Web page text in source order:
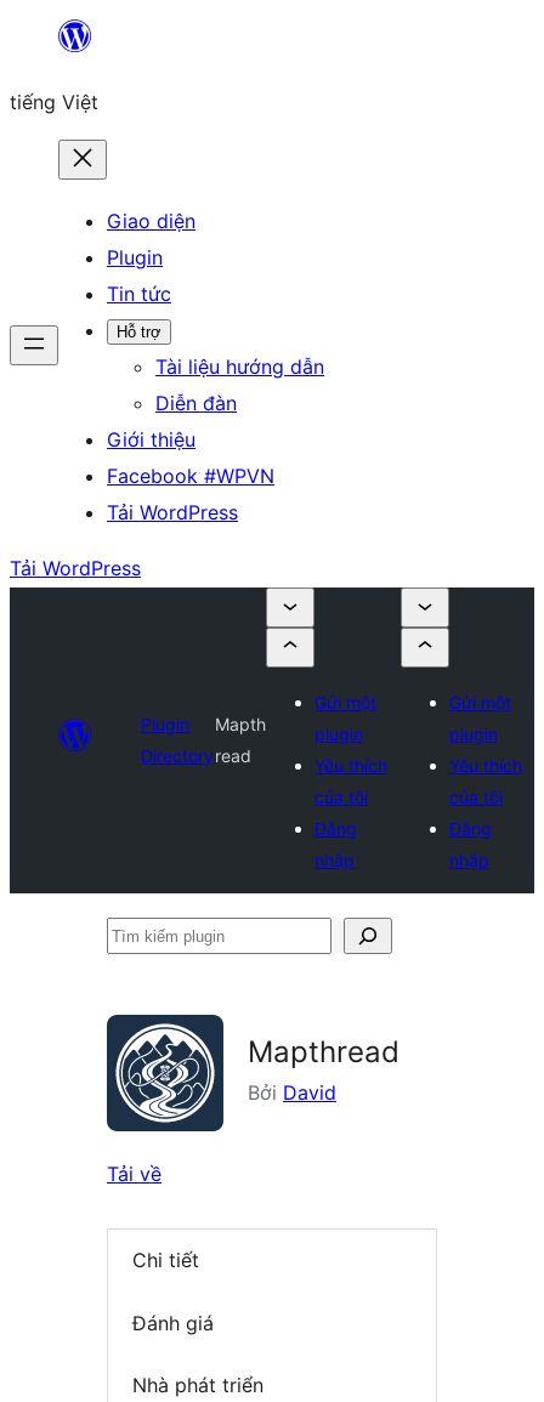
Chuyển
phần
tiếng Việt
Giao diện
Plugin
Tin tức
Hỗ trợ
Tài liệu hướng dẫn
Diễn đàn
Giới thiệu
Facebook #WPVN
Tải WordPress
Tải WordPress
Plugin
Directory
Mapth
read
Gửi một
plugin
Yêu thích
của tôi
Đăng
nhập
Gửi một
plugin
Yêu thích
của tôi
Đăng
nhập
Tìm
Mapthread
Bởi David
Tải về
Chi tiết
Đánh giá
Nhà phát triển